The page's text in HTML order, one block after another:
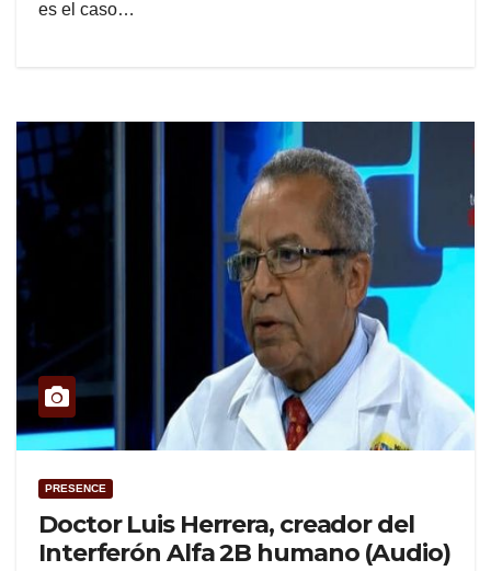
es el caso…
PRESENCE
Doctor Luis Herrera, creador del
Interferón Alfa 2B humano (Audio)